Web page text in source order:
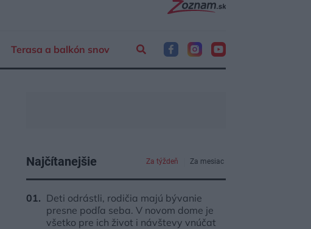
Terasa a balkón snov
Najčítanejšie Za týždeň Za mesiac
Deti odrástli, rodičia majú bývanie
presne podľa seba. V novom dome je
všetko pre ich život i návštevy vnúčat